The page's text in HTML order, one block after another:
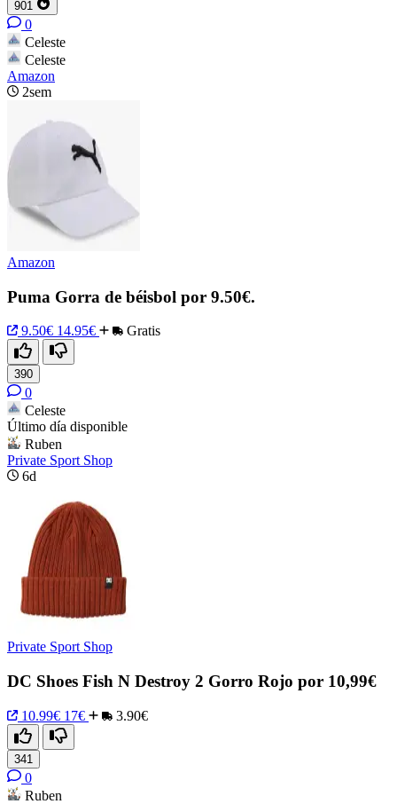
901
0
Celeste
Celeste
Amazon
2sem
Amazon
Puma Gorra de béisbol por 9.50€.
9.50€ 14.95€ Gratis
390
0
Celeste
Último día disponible
Ruben
Private Sport Shop
6d
Private Sport Shop
DC Shoes Fish N Destroy 2 Gorro Rojo por 10,99€
10.99€ 17€ 3.90€
341
0
Ruben